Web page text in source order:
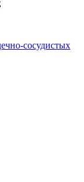
сосудистых